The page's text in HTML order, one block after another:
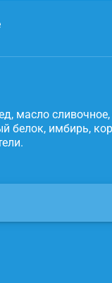
масло сливочное,
белок, имбирь,